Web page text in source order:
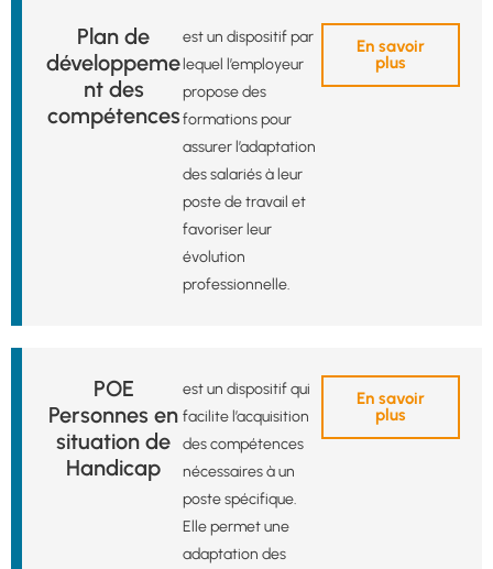
Plan de
développeme
nt des
compétences
est un dispositif par
lequel l’employeur
propose des
formations pour
assurer l’adaptation
des salariés à leur
poste de travail et
favoriser leur
évolution
professionnelle.
En savoir
plus
POE
Personnes en
situation de
Handicap
est un dispositif qui
facilite l’acquisition
des compétences
nécessaires à un
poste spécifique.
Elle permet une
adaptation des
En savoir
plus